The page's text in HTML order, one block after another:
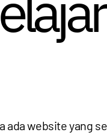
website yang